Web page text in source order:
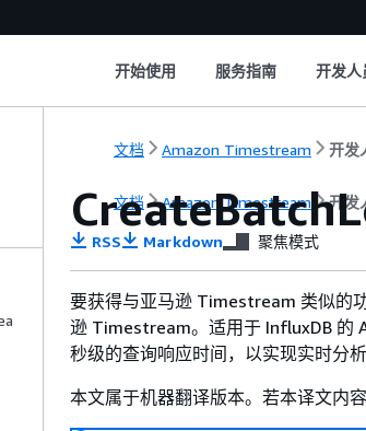
开始使用 服务指南 开发人
文档 Amazon Timestream 开发
文档 Amazon Timestream 开发
RSS Markdown 聚焦模式
要获得与亚马逊 Timestream 类似的
逊 Timestream。适用于 InfluxDB 的
秒级的查询响应时间，以实现实时分
本文属于机器翻译版本。若本译文内